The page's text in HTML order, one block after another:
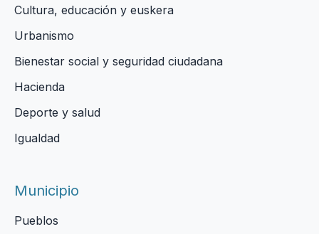
Cultura, educación y euskera
Urbanismo
Bienestar social y seguridad ciudadana
Hacienda
Deporte y salud
Igualdad
Municipio
Pueblos